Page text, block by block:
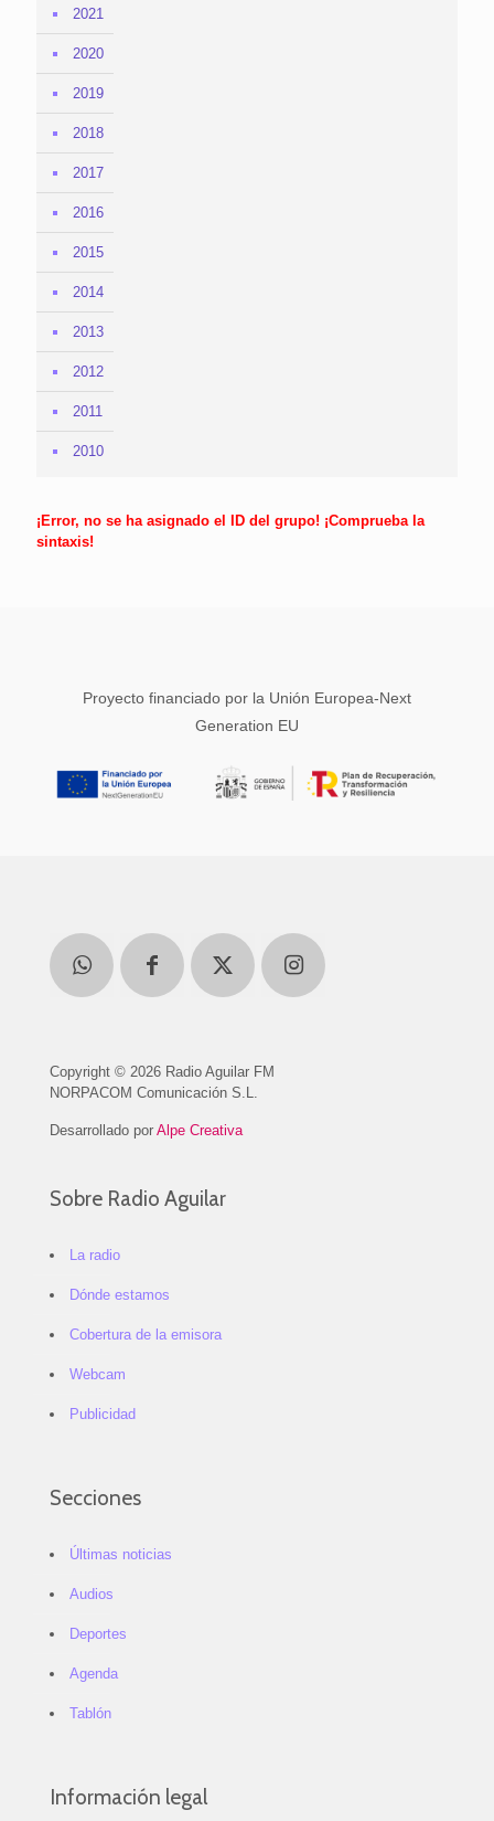
2021
2020
2019
2018
2017
2016
2015
2014
2013
2012
2011
2010
¡Error, no se ha asignado el ID del grupo! ¡Comprueba la
sintaxis!
Proyecto financiado por la Unión Europea-Next
Generation EU
Copyright © 2026 Radio Aguilar FM
NORPACOM Comunicación S.L.
Desarrollado por Alpe Creativa
Sobre Radio Aguilar
La radio
Dónde estamos
Cobertura de la emisora
Webcam
Publicidad
Secciones
Últimas noticias
Audios
Deportes
Agenda
Tablón
Información legal